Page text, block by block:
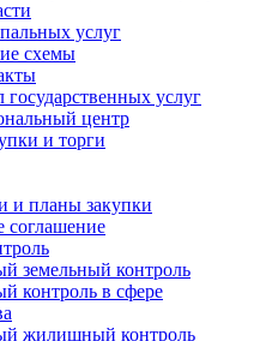
услуг
схемы
услуг
центр
и торги
и планы закупки
соглашение
земельный контроль
контроль в сфере
жилищный контроль